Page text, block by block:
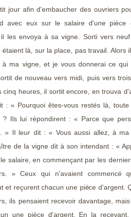
jour afin d'embaucher des ouvriers
avec eux sur le salaire d'une pièce
les envoya à sa vigne. Sorti vers
là, sur la place, pas travail. Alors
à ma vigne, et je vous donnerai ce
de nouveau vers midi, puis vers
cinq heures, il sortit encore, en trouva
: « Pourquoi êtes-vous restés là,
? Ils lui répondirent : « Parce que
» Il leur dit : « Vous aussi allez, à
de la vigne dit à son intendant : «
salaire, en commençant par les
» Ceux qui n'avaient commencé
et reçurent chacun une pièce d'argent.
ils pensaient recevoir davantage,
une pièce d'argent. En la